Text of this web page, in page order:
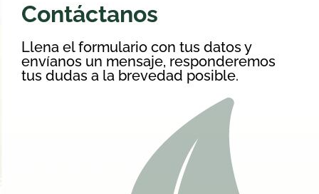
Contáctanos
Llena el formulario con tus datos y
envíanos un mensaje, responderemos
tus dudas a la brevedad posible.